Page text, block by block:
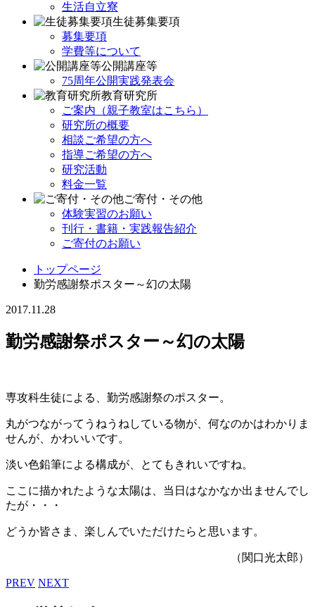
生活自立寮
生徒募集要項
募集要項
学費等について
公開講座等
75周年公開実践発表会
教育研究所
ご案内（親子教室はこちら）
研究所の概要
相談ご希望の方へ
指導ご希望の方へ
研究活動
料金一覧
ご寄付・その他
体験実習のお願い
刊行・書籍・実践報告紹介
ご寄付のお願い
トップページ
勤労感謝祭ポスター～幻の太陽
2017.11.28
勤労感謝祭ポスター～幻の太陽
専攻科生徒による、勤労感謝祭のポスター。
丸がつながってうねうねしている物が、何なのかはわかりま
せんが、かわいいです。
淡い色鉛筆による構成が、とてもきれいですね。
ここに描かれたような太陽は、当日はなかなか出ませんでし
たが・・・
どうか皆さま、楽しんでいただけたらと思います。
（関口光太郎）
PREV NEXT